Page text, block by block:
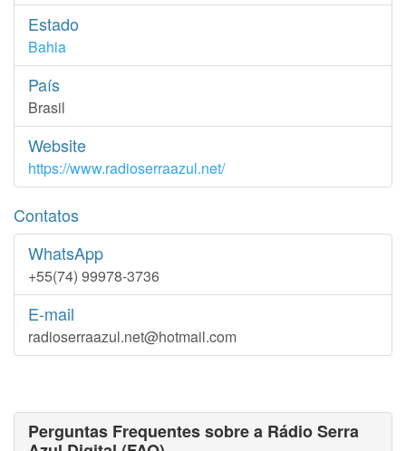
Estado
Bahia
País
Brasil
Website
https://www.radioserraazul.net/
Contatos
WhatsApp
+55(74) 99978-3736
E-mail
radioserraazul.net@hotmail.com
Perguntas Frequentes sobre a Rádio Serra